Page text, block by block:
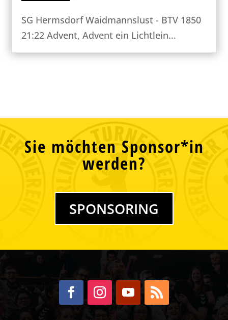
SG Hermsdorf Waidmannslust - BTV 1850
21:22 Advent, Advent ein Lichtlein...
Sie möchten Sponsor*in
werden?
SPONSORING